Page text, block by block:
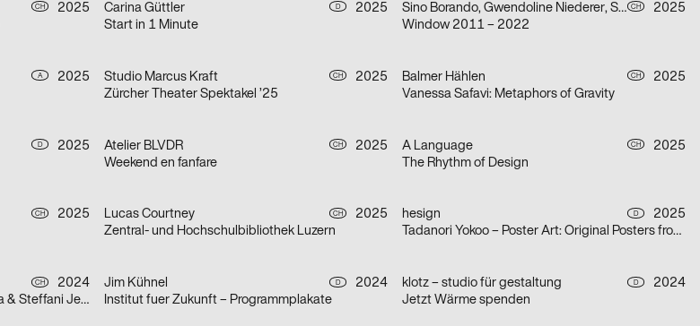
CH
2025
Carina Güttler D
2025
Start in 1 Minute
Sino Borando, Gwendoline Niederer, Serafina Räber CH
2025
Window 2011 – 2022
A
2025
Studio Marcus Kraft CH
2025
Zürcher Theater Spektakel ’25
Balmer Hählen CH
2025
Vanessa Safavi: Metaphors of Gravity
D
2025
Atelier BLVDR CH
2025
Weekend en fanfare
A Language CH
2025
The Rhythm of Design
CH
2025
Lucas Courtney CH
2025
Zentral- und Hochschulbibliothek Luzern
hesign D
2025
Tadanori Yokoo – Poster Art: Original Posters from 1965 – 2025
CH
2024
Doppelausstellung Jota Mombaça & Steffani Jemison
Jim Kühnel D
2024
Institut fuer Zukunft – Programmplakate
klotz – studio für gestaltung D
2024
Jetzt Wärme spenden